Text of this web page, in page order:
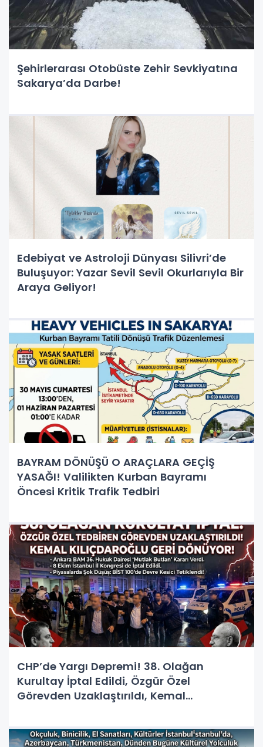
Şehirlerarası Otobüste Zehir Sevkiyatına
Sakarya’da Darbe!
Edebiyat ve Astroloji Dünyası Silivri’de
Buluşuyor: Yazar Sevil Sevil Okurlarıyla Bir
Araya Geliyor!
BAYRAM DÖNÜŞÜ O ARAÇLARA GEÇİŞ
YASAĞI! Valilikten Kurban Bayramı
Öncesi Kritik Trafik Tedbiri
CHP’de Yargı Depremi! 38. Olağan
Kurultay İptal Edildi, Özgür Özel
Görevden Uzaklaştırıldı, Kemal